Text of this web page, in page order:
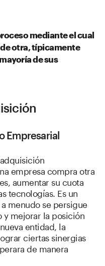
mediante el cual
otra, típicamente
de sus
Empresarial
empresa compra otra
aumentar su cuota
tecnologías. Es un
menudo se persigue
mejorar la posición
entidad, la
ciertas sinergias
de manera